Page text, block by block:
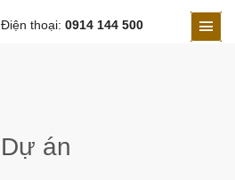
Điện thoại: 0914 144 500
Dự án